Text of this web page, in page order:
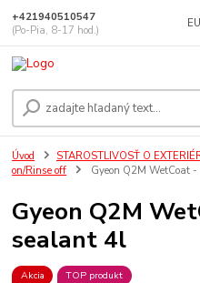
+421940510547
(Po-Pia, 8-17 hod.)
Úvod STAROSTLIVOSŤ O
on/Rinse off
Gyeon Q2M WetCoat
Gyeon Q2M
sealant 4l
Akcia TOP produkt